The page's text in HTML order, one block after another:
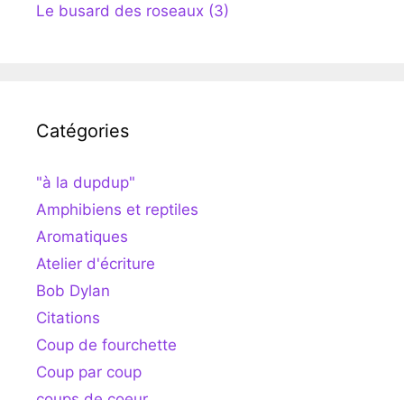
Le busard des roseaux (3)
Catégories
"à la dupdup"
Amphibiens et reptiles
Aromatiques
Atelier d'écriture
Bob Dylan
Citations
Coup de fourchette
Coup par coup